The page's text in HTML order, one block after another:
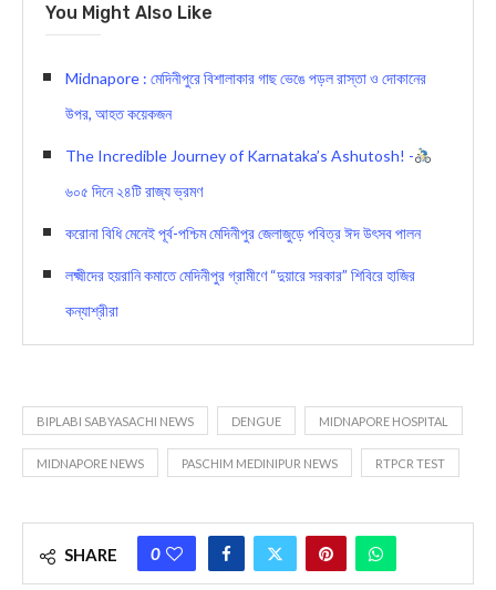
You Might Also Like
Midnapore : মেদিনীপুরে বিশালাকার গাছ ভেঙে পড়ল রাস্তা ও দোকানের
উপর, আহত কয়েকজন
The Incredible Journey of Karnataka’s Ashutosh! -
৬০৫ দিনে ২৪টি রাজ্য ভ্রমণ
করোনা বিধি মেনেই পূর্ব-পশ্চিম মেদিনীপুর জেলাজুড়ে পবিত্র ঈদ উৎসব পালন
লক্ষ্মীদের হয়রানি কমাতে মেদিনীপুর গ্রামীণে “দুয়ারে সরকার” শিবিরে হাজির
কন্যাশ্রীরা
BIPLABI SABYASACHI NEWS DENGUE MIDNAPORE HOSPITAL
MIDNAPORE NEWS PASCHIM MEDINIPUR NEWS RTPCR TEST
SHARE 0